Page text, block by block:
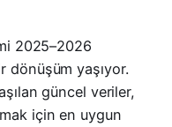
2025–2026
dönüşüm yaşıyor.
güncel veriler,
için en uygun